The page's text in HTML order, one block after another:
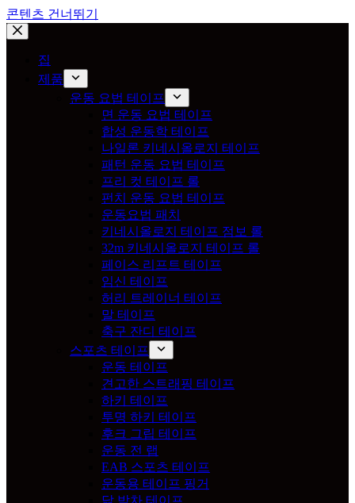
콘텐츠 건너뛰기
집
제품
운동 요법 테이프
면 운동 요법 테이프
합성 운동학 테이프
나일론 키네시올로지 테이프
패턴 운동 요법 테이프
프리 컷 테이프 롤
펀치 운동 요법 테이프
운동요법 패치
키네시올로지 테이프 점보 롤
32m 키네시올로지 테이프 롤
페이스 리프트 테이프
임신 테이프
허리 트레이너 테이프
말 테이프
축구 잔디 테이프
스포츠 테이프
운동 테이프
견고한 스트래핑 테이프
하키 테이프
투명 하키 테이프
후크 그립 테이프
운동 전 랩
EAB 스포츠 테이프
운동용 테이프 핑거
닭 박차 테이프